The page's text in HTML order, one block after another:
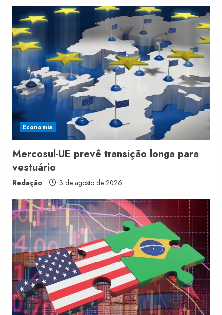
Economia
Mercosul-UE prevê transição longa para
vestuário
Redação 3 de agosto de 2026
2
Moda vende US$63,7 bilhões em
produtos licenciados
6 de agosto de 2026
Renata Caixeta assume Movimento
Sou de Algodão